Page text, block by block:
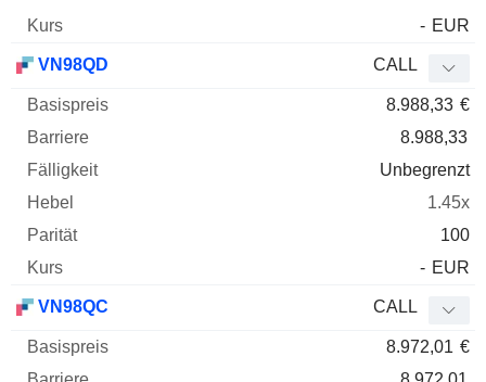
- EUR
VN98QD CALL
8.988,33 €
8.988,33
Unbegrenzt
1.45x
100
- EUR
VN98QC CALL
8.972,01 €